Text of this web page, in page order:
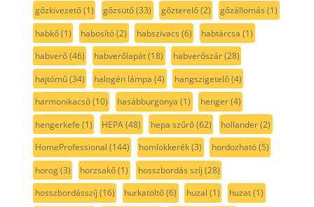
gőzkivezető(1) gőzsütő(33) gőzterelő(2) gőzállomás (1)
habkő(1) habosító(2) habszivacs (6) habtárcsa (1)
habverő(46) habverőlapát(18) habverőszár(28)
hajtómű(34) halogén lámpa (4) hangszigetelő(4)
harmonikacső(10) hasábburgonya (1) henger(4)
hengerkefe (1) HEPA(48) hepa szűrő(62) hollander(2)
HomeProfessional (144) homlokkerék(3) hordozható(5)
horog(3) horzsakő(1) hosszbordás szíj (28)
hosszbordásszíj (16) hurkatöltő(6) huzal (1) huzat(1)